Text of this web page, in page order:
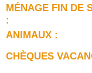
MÉNAGE FIN DE
:
ANIMAUX :
CHÈQUES